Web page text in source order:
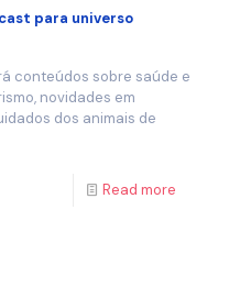
para universo
conteúdos sobre saúde e
novidades em
dos animais de
Read more